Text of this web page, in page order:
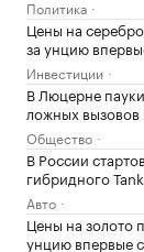
Политика
Цены на
за унцию
Инвестиции
В Люцерне
ложных
Общество
В России
гибридного
Авто
Цены на золото
унцию впервые